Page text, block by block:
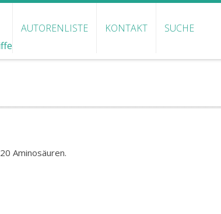
AUTORENLISTE KONTAKT SUCHE
Aminosäuren.